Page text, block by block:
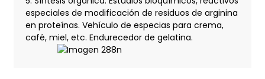
especiales de modificación de residuos de arginina
en proteínas. Vehículo de especias para crema,
café, miel, etc. Endurecedor de gelatina.